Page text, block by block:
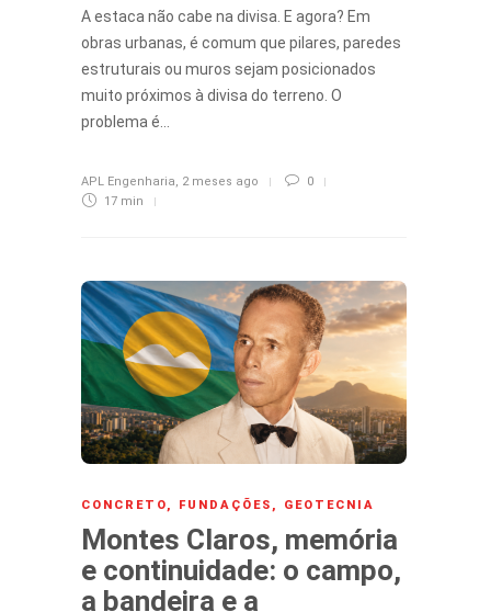
A estaca não cabe na divisa. E agora? Em
obras urbanas, é comum que pilares, paredes
estruturais ou muros sejam posicionados
muito próximos à divisa do terreno. O
problema é…
APL Engenharia, 2 meses ago
0
17 min
CONCRETO, FUNDAÇÕES , GEOTECNIA
Montes Claros, memória
e continuidade: o campo,
a bandeira e a